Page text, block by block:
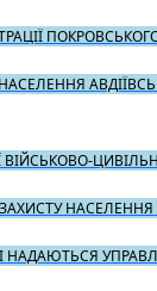
НАСЕЛЕННЯ
НАДАЮТЬСЯ